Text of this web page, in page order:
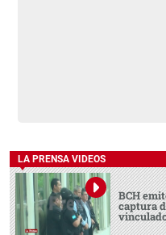
LA PRENSA VIDEOS
BCH
captura